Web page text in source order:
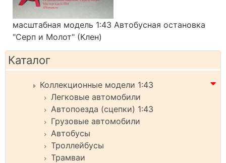
масштабная модель 1:43 Автобусная остановка
"Серп и Молот" (Клен)
Каталог
Коллекционные модели 1:43
Легковые автомобили
Автопоезда (сцепки) 1:43
Грузовые автомобили
Автобусы
Троллейбусы
Трамваи